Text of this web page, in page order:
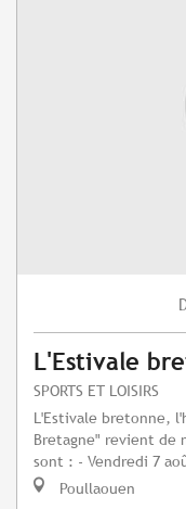
L'Estivale
SPORTS ET LOISIRS
L'Estivale bretonne,
Bretagne" revient de
sont : - Vendredi 7
Poullaouen